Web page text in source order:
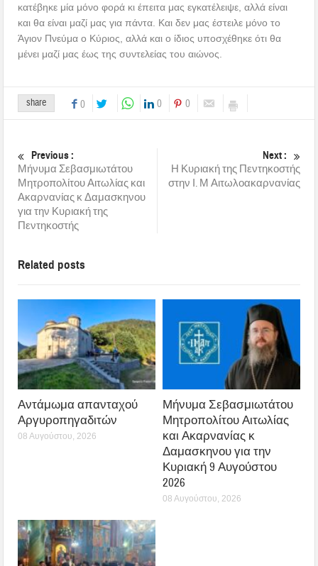
κατέβηκε μία μόνο φορά κι έπειτα μας εγκατέλειψε, αλλά είναι
και θα είναι μαζί μας για πάντα. Και δεν μας έστειλε μόνο το
Άγιον Πνεύμα ο Κύριος, αλλά και ο ίδιος υποσχέθηκε ότι θα
μένει μαζί μας έως της συντελείας του αιώνος.
share 0 0 0
Previous :
Μήνυμα Σεβασμιωτάτου
Μητροπολίτου Αιτωλίας και
Ακαρνανίας κ Δαμασκηνου
για την Κυριακή της
Πεντηκοστής
Next :
Η Κυριακή της Πεντηκοστής
στην Ι. Μ Αιτωλοακαρνανίας
Related posts
Αντάμωμα απανταχού
Αργυροπηγαδιτών
08 Αυγούστου, 2026
Μήνυμα Σεβασμιωτάτου
Μητροπολίτου Αιτωλίας
και Ακαρνανίας κ
Δαμασκηνου για την
Κυριακή 9 Αυγούστου
2026
08 Αυγούστου, 2026